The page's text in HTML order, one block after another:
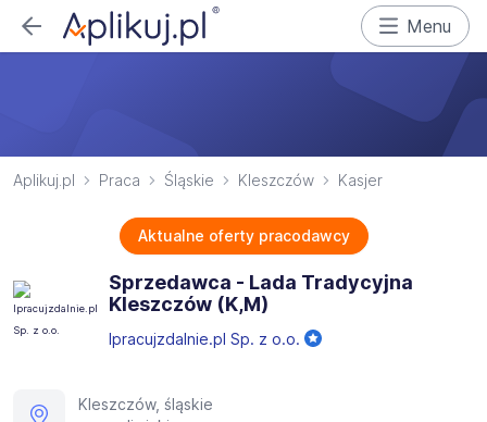
Menu
Aplikuj.pl Praca Śląskie Kleszczów Kasjer
Aktualne oferty pracodawcy
Sprzedawca - Lada Tradycyjna
Kleszczów (K,M)
Ipracujzdalnie.pl Sp. z o.o.
Kleszczów, śląskie